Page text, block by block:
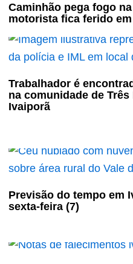
Caminhão pega fogo na
motorista fica ferido
Trabalhador é
na comunidade de
Ivaiporã
Previsão do tempo em
sexta-feira (7)